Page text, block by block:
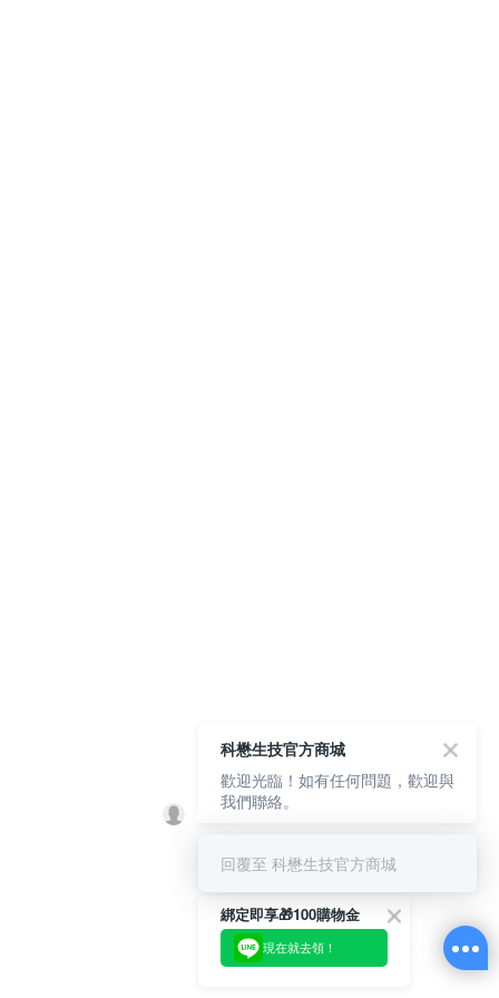
綁定即享🎁100購物金
現在就去領！
科懋生技官方商城
歡迎光臨！如有任何問題，歡迎與
我們聯絡。
回覆至 科懋生技官方商城